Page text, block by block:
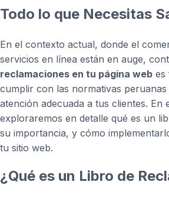
Todo lo que Necesitas
En el contexto actual, donde el
servicios en línea están en auge,
reclamaciones en tu página web es
cumplir con las normativas
atención adecuada a tus clientes. En
exploraremos en detalle qué es un
su importancia, y cómo
tu sitio web.
¿Qué es un Libro de